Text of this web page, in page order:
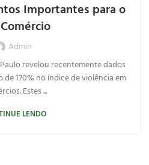
Importantes para o
Admin
revelou recentemente dados
170% no índice de violência em
Estes ...
LENDO